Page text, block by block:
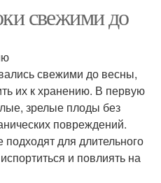
свежими до
свежими до весны,
их к хранению. В первую
зрелые плоды без
повреждений.
для длительного
и повлиять на